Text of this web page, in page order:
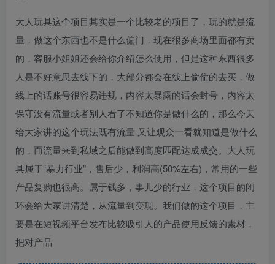
大人玩具这个项目其实是一个比较老的项目了，玩的就是流
量，做这个东西也不是什么偏门，现在很多商场里面都有卖
的，客服小姐姐还会给你介绍怎么使用，但是这种东西很多
人是不好意思去线下的，大部分都会在线上偷偷的去买，做
线上的话账号很容易违规，内容太暴露的话会封号，内容太
保守没有流量或者别人看了不知道你是做什么的，那么今天
给大家讲的这个玩法既有流量 又让观众一看就知道是做什么
的，而流量来到私域之后能做到高度匹配达成成交。大人玩
具属于“暴力行业”，售后少，利润高(50%左右)，常用的一些
产品复购也很高。属于钱多，事儿少的行业，这个项目的闭
环会给大家讲清楚，从流量到变现。我们做的这个项目，主
要是在短视频平台发布比较吸引人的产品使用反馈的素材，
把对产品